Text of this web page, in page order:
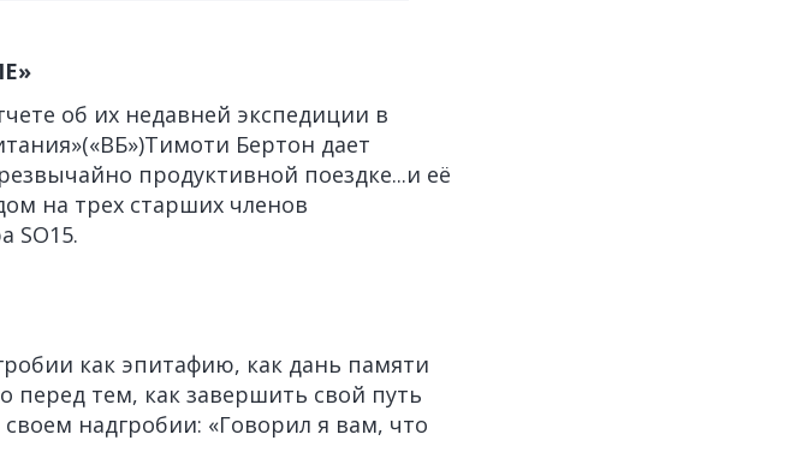
об их недавней экспедиции в
Бертон дает
продуктивной поездке...и её
на трех старших членов
SO15.
как эпитафию, как дань памяти
перед тем, как завершить свой путь
надгробии: «Говорил я вам, что